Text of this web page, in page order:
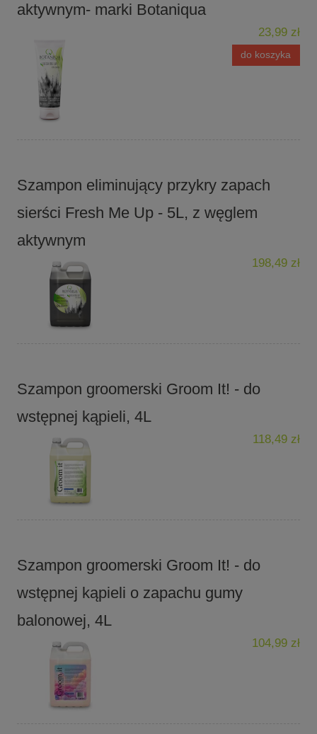
aktywnym- marki Botaniqua
23,99 zł
do koszyka
Szampon eliminujący przykry zapach
sierści Fresh Me Up - 5L, z węglem
aktywnym
198,49 zł
Szampon groomerski Groom It! - do
wstępnej kąpieli, 4L
118,49 zł
Szampon groomerski Groom It! - do
wstępnej kąpieli o zapachu gumy
balonowej, 4L
104,99 zł